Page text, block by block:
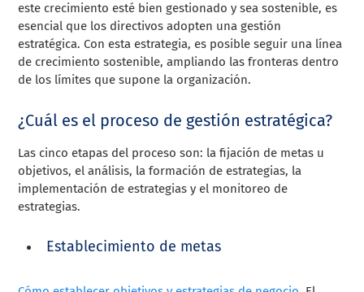
este crecimiento esté bien gestionado y sea sostenible, es
esencial que los directivos adopten una gestión
estratégica. Con esta estrategia, es posible seguir una línea
de crecimiento sostenible, ampliando las fronteras dentro
de los límites que supone la organización.
¿Cuál es el proceso de gestión estratégica?
Las cinco etapas del proceso son: la fijación de metas u
objetivos, el análisis, la formación de estrategias, la
implementación de estrategias y el monitoreo de
estrategias.
Establecimiento de metas